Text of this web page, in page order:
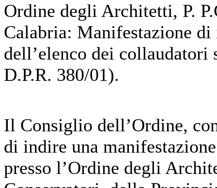
Ordine degli Architetti, P.
Calabria: Manifestazione di
dell’elenco dei
D.P.R. 380/01).
Il Consiglio dell’Ordine,
di indire una
presso l’Ordine degli